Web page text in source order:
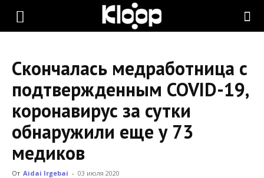
KLOOP.KG
Новости
Кыргызстана
Скончалась медработница с
подтвержденным COVID-19,
коронавирус за сутки
обнаружили еще у 73
медиков
От Aidai Irgebai - 03 июля 2020